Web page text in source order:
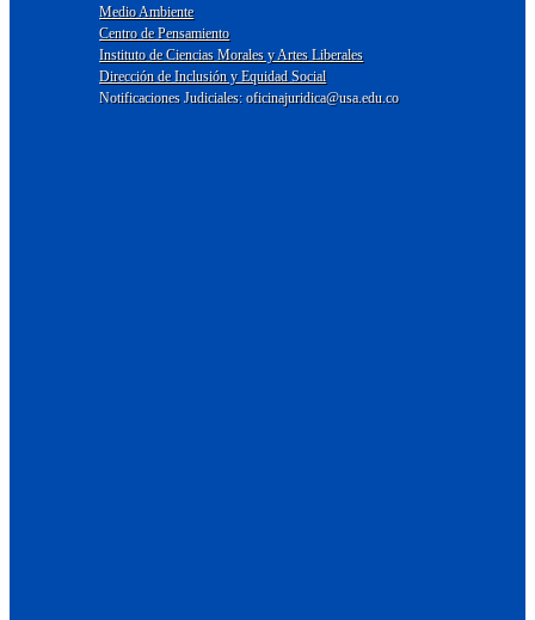
Medio Ambiente
Centro de Pensamiento
Instituto de Ciencias Morales y Artes Liberales
Dirección de Inclusión y Equidad Social
Notificaciones Judiciales: oficinajuridica@usa.edu.co